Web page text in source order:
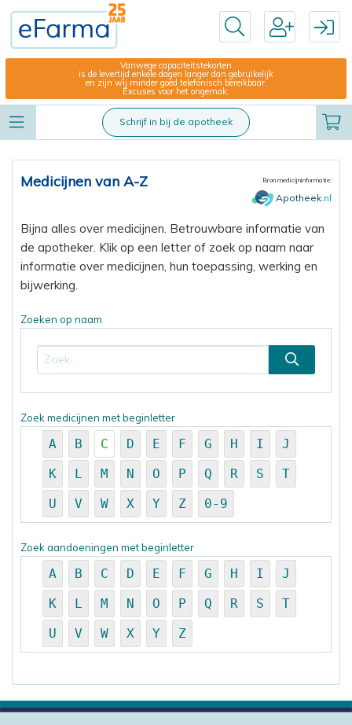
Vanwege capaciteitstekorten
is de levertijd enkele dagen langer dan gebruikelijk
en zijn wij minder goed telefonisch bereikbaar.
Excuses voor het ongemak.
Schrijf in bij de apotheek
Medicijnen van A-Z Bron medicijninformatie:
Apotheek.nl
Bijna alles over medicijnen. Betrouwbare informatie van
de apotheker. Klik op een letter of zoek op naam naar
informatie over medicijnen, hun toepassing, werking en
bijwerking.
Zoeken op naam
Zoek medicijnen met beginletter
A B C D E F G H I
J
K
L M N O P Q R S
T
U
V W X Y Z 0-9
Zoek aandoeningen met beginletter
A B C D E F G H I
J
K
L M N O P Q R S
T
U
V W X Y Z